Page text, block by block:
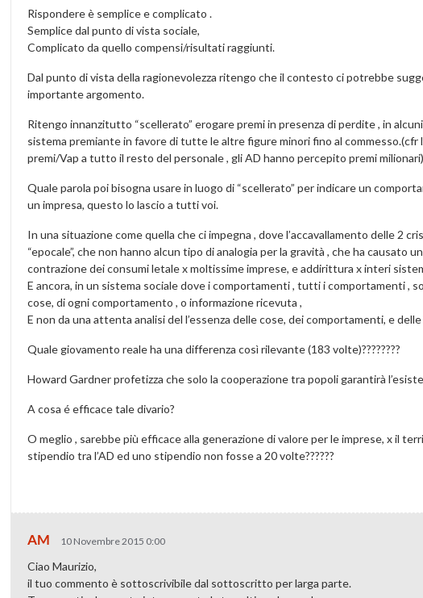
Rispondere è semplice e complicato .
Semplice dal punto di vista sociale,
Complicato da quello compensi/risultati raggiunti.
Dal punto di vista della ragionevolezza ritengo che il contesto ci potrebbe
importante argomento.
Ritengo innanzitutto “scellerato” erogare premi in presenza di perdite , in
sistema premiante in favore di tutte le altre figure minori fino al commesso.(cfr
premi/Vap a tutto il resto del personale , gli AD hanno percepito premi
Quale parola poi bisogna usare in luogo di “scellerato” per indicare un
un impresa, questo lo lascio a tutti voi.
In una situazione come quella che ci impegna , dove l’accavallamento delle 2
“epocale”, che non hanno alcun tipo di analogia per la gravità , che ha causato
contrazione dei consumi letale x moltissime imprese, e addirittura x interi
E ancora, in un sistema sociale dove i comportamenti , tutti i comportamenti ,
cose, di ogni comportamento , o informazione ricevuta ,
E non da una attenta analisi del l’essenza delle cose, dei comportamenti, e
Quale giovamento reale ha una differenza così rilevante (183 volte)????????
Howard Gardner profetizza che solo la cooperazione tra popoli garantirà
A cosa é efficace tale divario?
O meglio , sarebbe più efficace alla generazione di valore per le imprese, x il
stipendio tra l’AD ed uno stipendio non fosse a 20 volte??????
AM 10 Novembre 2015 0:00
Ciao Maurizio,
il tuo commento è sottoscrivibile dal sottoscritto per larga parte.